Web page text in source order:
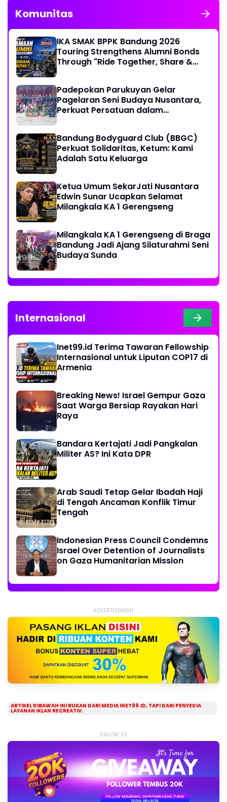
Komunitas
IKA SMAK BPPK Bandung 2026
Touring Strengthens Alumni Bonds
Through "Ride Together, Share &
Padepokan Parukuyan Gelar
Pagelaran Seni Budaya Nusantara,
Perkuat Persatuan dalam
Bandung Bodyguard Club (BBGC)
Perkuat Solidaritas, Ketum: Kami
Adalah Satu Keluarga
Ketua Umum SekarJati Nusantara
Edwin Sunar Ucapkan Selamat
Milangkala KA 1 Gerengseng
Milangkala KA 1 Gerengseng di Braga
Bandung Jadi Ajang Silaturahmi Seni
Budaya Sunda
Internasional
Inet99.id Terima Tawaran Fellowship
Internasional untuk Liputan COP17 di
Armenia
Breaking News! Israel Gempur Gaza
Saat Warga Bersiap Rayakan Hari
Raya
Bandara Kertajati Jadi Pangkalan
Militer AS? Ini Kata DPR
Arab Saudi Tetap Gelar Ibadah Haji
di Tengah Ancaman Konflik Timur
Tengah
Indonesian Press Council Condemns
Israel Over Detention of Journalists
on Gaza Humanitarian Mission
ADVERTISEMENT
ARTIKEL DIBAWAH INI BUKAN DARI MEDIA INET99.ID, TAPI DARI PENYEDIA
LAYANAN IKLAN RECREATIV.
FOLLOW US